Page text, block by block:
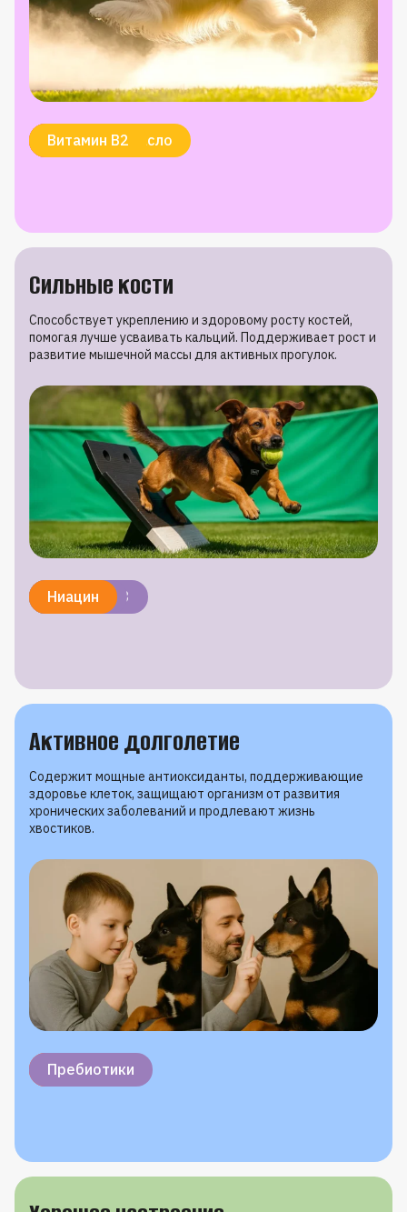
Витамин E
Лососевое масло
Биотин
Цинк
Витамин B2
Сильные кости
Способствует укреплению и здоровому росту костей,
помогая лучше усваивать кальций. Поддерживает рост и
развитие мышечной массы для активных прогулок.
Кальций
Фосфор
Витамин D3
Протеин
Ниацин
Активное долголетие
Содержит мощные антиоксиданты, поддерживающие
здоровье клеток, защищают организм от развития
хронических заболеваний и продлевают жизнь
хвостиков.
Витамин C
Селен
Витамин E
Омега-3
Пребиотики